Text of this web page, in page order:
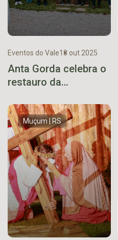
Eventos do Vale18 out 2025
Anta Gorda celebra o
restauro da
Martelli
Muçum | RS